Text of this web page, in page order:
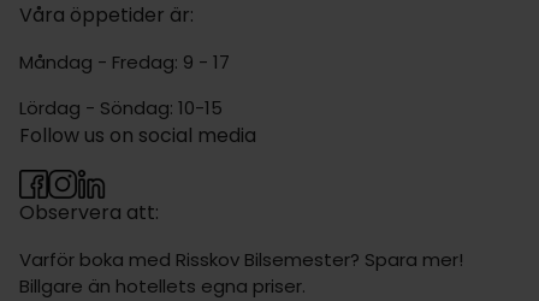
Våra öppetider är:
Måndag - Fredag: 9 - 17
Lördag - Söndag: 10-15
Observera att:
Varför boka med Risskov Bilsemester? Spara mer!
Billgare än hotellets egna priser.
Follow us on social media